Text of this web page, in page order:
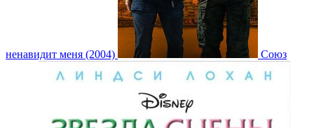
ненавидит меня (2004) Союз